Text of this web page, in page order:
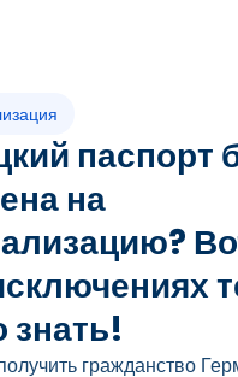
п
р
паспорт
на
знать!
гражданство